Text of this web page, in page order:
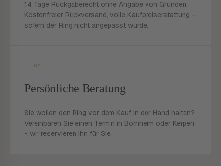
14 Tage Rückgaberecht ohne Angabe von Gründen.
Kostenfreier Rückversand, volle Kaufpreiserstattung -
sofern der Ring nicht angepasst wurde.
- 04
Persönliche Beratung
Sie wollen den Ring vor dem Kauf in der Hand halten?
Vereinbaren Sie einen Termin in Bornheim oder Kerpen
- wir reservieren ihn für Sie.